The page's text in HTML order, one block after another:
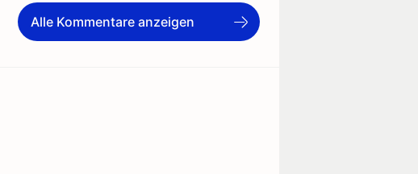
Alle Kommentare anzeigen